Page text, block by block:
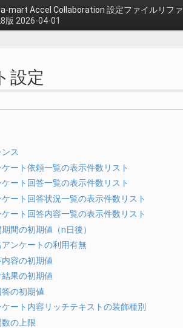
mart Accel Collaboration 設定ファイルリフ
版 2026-04-01
設定
ス
ケート依頼一覧の表示件数リスト
ケート回答一覧の表示件数リスト
ケート回答状況一覧の表示件数リスト
ケート回答内容一覧の表示件数リスト
間の初期値（n日後）
アンケートの利用有無
内容の初期値
結果の初期値
答の初期値
ケート内容リッチテキストの装飾種別
数の上限